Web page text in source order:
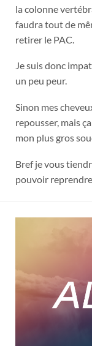
la colonne
faudra tout de
retirer le PAC.
Je suis donc
un peu peur.
Sinon mes
repousser, mais
mon plus gros
Bref je vous
pouvoir